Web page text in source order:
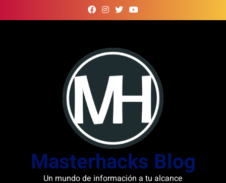
to
Masterhacks Blog
Un mundo de información a tu alcance